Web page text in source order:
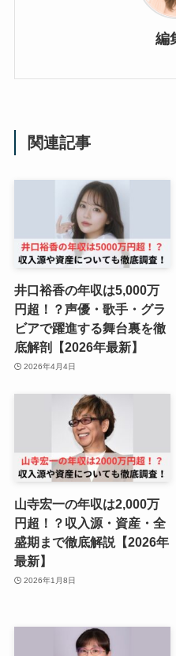
編
関連記事
井口裕香の年収は5,000万
円超！？声優・歌手・グラ
ビアで躍進する舞台裏を徹
底解剖【2026年最新】
2026年4月4日
山寺宏一の年収は2,000万
円超！？収入源・資産・全
盛期まで徹底解説【2026年
最新】
2026年1月8日